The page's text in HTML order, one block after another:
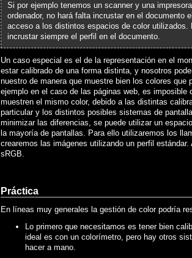
Si por ejemplo tenemos un scanner y una
ordenador, no hará falta incrustar en el documento
acceso a los distintos espacios de color utilizados.
incrustar siempre el perfil en el documento.
Un caso especial es el de la representación en el
estar calibrado de una forma distinta, y nosotros
nuestro de manera que muestre bien los colores que
ejemplo en el caso de las páginas web, es imposible
muestren el mismo color, debido a las distintas
particular y los distintos posibles sistemas de
minimizar las diferencias, se puede utilizar un
la mayoría de pantallas. Para ello utilizaremos los
crearemos las imágenes utilizando un perfil
sRGB.
Práctica
En líneas muy generales la gestión de color podría
Lo primero que necesitamos es tener bien
ideal es con un colorímetro, pero hay otros
hacer a mano.